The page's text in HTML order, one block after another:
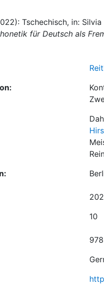
Tschechisch, in:
für Deutsch als
10